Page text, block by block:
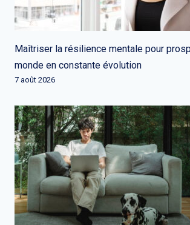
Maîtriser la résilience mentale pour
monde en constante évolution
7 août 2026